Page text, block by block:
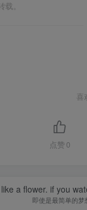
。
点赞 0
a flower. if you
即使是最简单的